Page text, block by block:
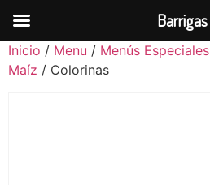
Inicio / Menu / Menús Especiales
Maíz / Colorinas
Barrigas